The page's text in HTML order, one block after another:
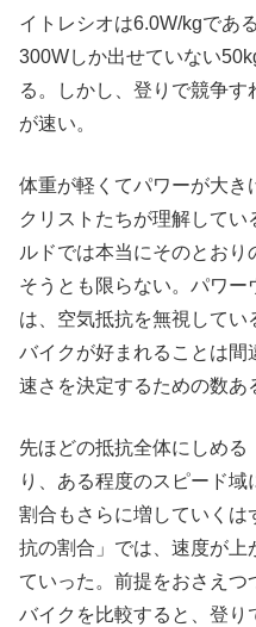
イトレシオは6.0W/kgであ
300Wしか出せていない
る。しかし、登りで競争
が速い。
体重が軽くてパワーが大き
クリストたちが理解して
ルドでは本当にそのとおり
そうとも限らない。パワ
は、空気抵抗を無視して
バイクが好まれることは間
速さを決定するための数あ
先ほどの抵抗全体にしめ
り、ある程度のスピード
割合もさらに増していく
抗の割合」では、速度が上
ていった。前提をおさえ
バイクを比較すると、登り